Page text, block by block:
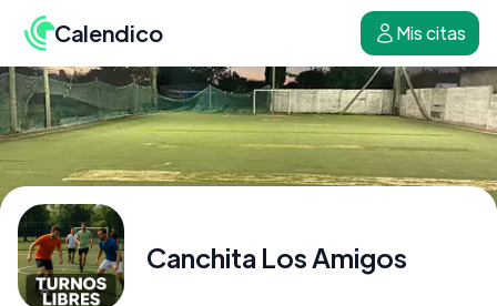
Calendico Mis citas
Canchita Los Amigos